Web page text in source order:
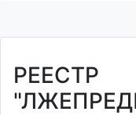
РЕЕСТР